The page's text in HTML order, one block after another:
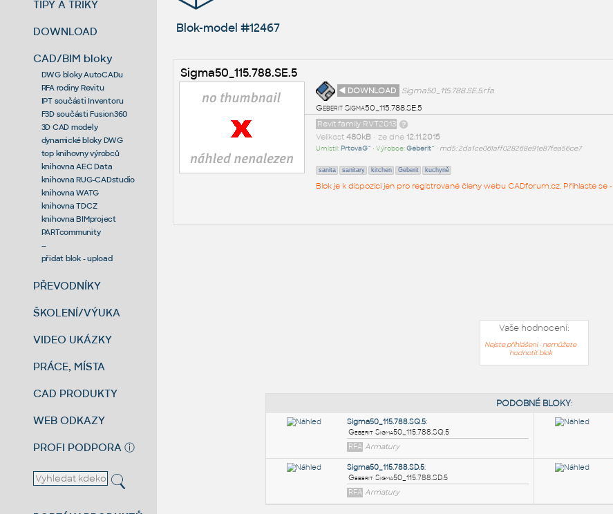
TIPY A TRIKY
DOWNLOAD
CAD/BIM bloky
DWG bloky AutoCADu
RFA rodiny Revitu
IPT součásti Inventoru
F3D součásti Fusion360
3D CAD modely
dynamické bloky DWG
top knihovny výrobců
knihovna AEC Data
knihovna RUG-CADstudio
knihovna WATG
knihovna TDCZ
knihovna BIMproject
PARTcommunity
--
přidat blok - upload
PŘEVODNÍKY
ŠKOLENÍ/VÝUKA
VIDEO UKÁZKY
PRÁCE, MÍSTA
CAD PRODUKTY
WEB ODKAZY
PROFI PODPORA ⓘ
Blok-model #12467
Sigma50_115.788.SE.5
◄ DOWNLOAD
Sigma50_115.788.SE.5.rfa
Geberit Sigma50_115.788.SE.5
Revit family RVT2013
Velikost 480kB• ze dne 12.11.2015
Umístil: PrtovaG^ • Výrobce:Geberit^ • md5: 2da1ce061aff028268e91e87fea56ce7
sanita sanitary kitchen Geberit kuchyně
Blok je k dispozici jen pro registrované členy webu CADforum.cz. Přihlaste se -
Vaše hodnocení:
Nejste přihlášeni - nemůžete
hodnotit blok